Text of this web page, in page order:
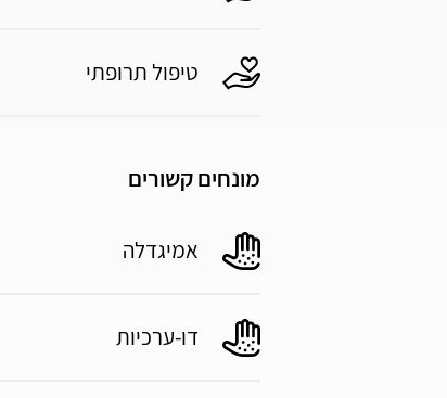
טיפול תרופתי
מונחים קשורים
אמיגדלה
דו-ערכיות